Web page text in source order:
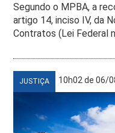
Segundo o MPBA, a
artigo 14, inciso IV, da
Contratos (Lei Federal
JUSTIÇA 10h02 de 06/